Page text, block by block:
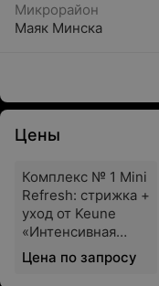
Микрорайон
Маяк Минска
Цены
Комплекс № 1 Mini
Refresh: стрижка +
уход от Keune
«Интенсивная
забота»
Цена по запросу